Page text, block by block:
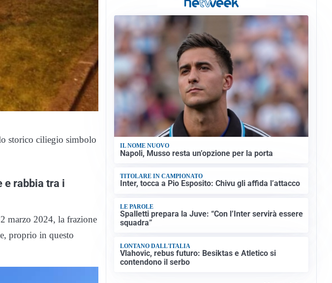
storico ciliegio simbolo
e rabbia tra i
marzo 2024, la frazione
proprio in questo
IL NOME NUOVO
Napoli, Musso resta un’opzione per la porta
TITOLARE IN CAMPIONATO
Inter, tocca a Pio Esposito: Chivu gli affida l’attacco
LE PAROLE
Spalletti prepara la Juve: “Con l’Inter servirà essere
squadra”
LONTANO DALL'ITALIA
Vlahovic, rebus futuro: Besiktas e Atletico si
contendono il serbo